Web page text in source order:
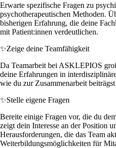
Erwarte spezifische Fragen zu
psychotherapeutischen Methoden.
bisherigen Erfahrung, die deine
mit Patient:innen verdeutlichen.
✨Zeige deine Teamfähigkeit
Da Teamarbeit bei ASKLEPIOS
deine Erfahrungen in
wie du zur Zusammenarbeit
✨Stelle eigene Fragen
Bereite einige Fragen vor, die du
zeigt dein Interesse an der Position
Herausforderungen, die das Team
Weiterbildungsmöglichkeiten für